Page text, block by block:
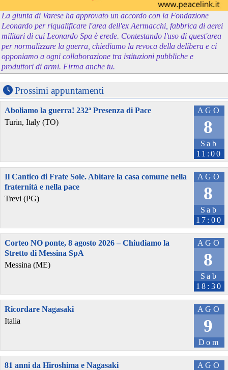
La giunta di Varese ha approvato un accordo con la Fondazione
Leonardo per riqualificare l'area dell'ex Aermacchi, fabbrica di aerei
militari di cui Leonardo Spa è erede. Contestando l'uso di quest'area
per normalizzare la guerra, chiediamo la revoca della delibera e ci
opponiamo a ogni collaborazione tra istituzioni pubbliche e
produttori di armi. Firma anche tu.
Prossimi appuntamenti
AGO
8
Sab
11:00
Aboliamo la guerra! 232ª Presenza di Pace
Turin, Italy (TO)
AGO
8
Sab
17:00
Il Cantico di Frate Sole. Abitare la casa comune nella
fraternità e nella pace
Trevi (PG)
AGO
8
Sab
18:30
Corteo NO ponte, 8 agosto 2026 – Chiudiamo la
Stretto di Messina SpA
Messina (ME)
AGO
9
Dom
Ricordare Nagasaki
Italia
AGO
81 anni da Hiroshima e Nagasaki